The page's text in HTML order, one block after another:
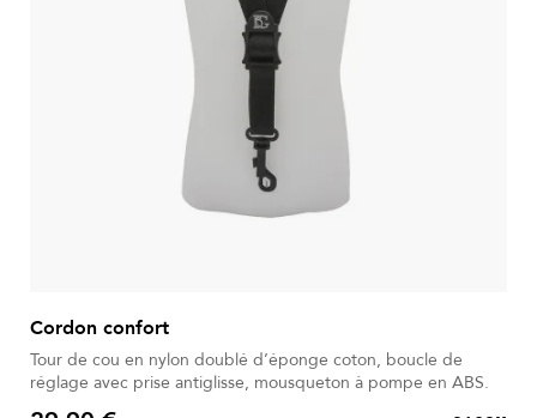
Cordon confort
Tour de cou en nylon doublé d’éponge coton, boucle de
réglage avec prise antiglisse, mousqueton à pompe en ABS.